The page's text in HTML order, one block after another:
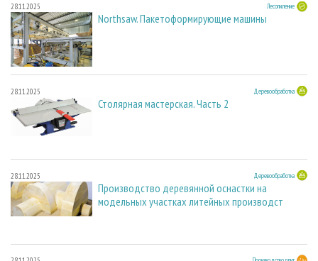
28.11.2025 Лесопиление
Northsaw. Пакетоформирующие машины
28.11.2025 Деревообработка
Столярная мастерская. Часть 2
28.11.2025 Деревообработка
Производство деревянной оснастки на
модельных участках литейных производст